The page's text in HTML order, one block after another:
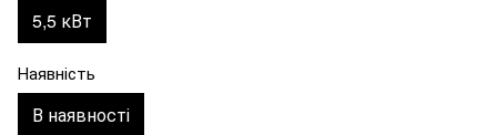
5,5 кВт
Наявність
В наявності